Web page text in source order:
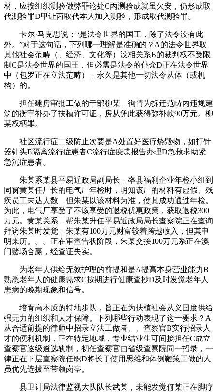
材，应按组织测验做弊罪论处C丙测验成就虽欠安，仍形成取
代测验罪D甲让丙取代本人加入测验，形成取代测验罪。
卡尔·马克思说：“是法令世界的国王，除了法令没有此
外。”对于这句话，下列哪一理解是准确的？A的法令世界取
其他社会范畴（、经济、文化等）没相关系B的裁判权不受限
制C是法令世界的国王，但必需是法令的仆众D正在法令世界
中（包罗正在立法范畴），永久是其他一切法令从体（或机
构）的。
担任建房审批工做的干部柳某，徇情为拆迁范畴内违规建
筑的衡宇补办了扶植许可证，房从凭此获得弥补款90万元。柳
某权柄罪。
社区流行症二级防止次要是A处置好医疗烧毁物，如打针
器针头B隔离流行症患者C流行症疫谍报告办理D急救求助紧
急沉症患者。
朱某系某县平易近政局副局长，率县福利企业年检小组到
同窗黄某任厂长的电气厂年检时，明知该厂的材料有虚假、残
疾员工未达人数，但朱某以该材料为准，使其成功通过年检。
为此，电气厂享受了不该享受的退税优惠政策，获取退税300
万元。黄某关系，帮朱某升任平易近政局局长查察院正在查询
拜访朱某时发觉，朱某有100万元财富较着跨越收入，但其申
明来历。。。正在审查告状阶段，朱某交接100万元系正在澳
门赌场合赢，经查证失实。
为老年人供给无效护理的前提和是A提高本身营业能力B
熟悉老年人的健康需求C按期进行健康查抄D及时发觉老年人
患病的晚期现象和信号。
培育高本质的特地步队，旨正在为扶植社会从义国度供给
强无力的组织和人才保障。下列哪些行动表现了这一要求？A
从合适前提的律师中招录立法工做者、、查察官B实行招录人
才的便利机制，正在特定地域，专业结业生可间接担任C成立
查察官逐级遴选轨制，初任查察官由省级查察院同一招录，一
律正在下层查察院任职D将长于使用思维和体例鞭策工做的人
员优先选拔至带领岗亭。
县卫计局法律监视大队队长武某，未能发觉何某正在脚疗